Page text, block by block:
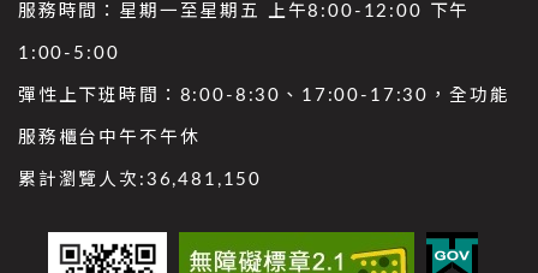
服務時間：星期一至星期五 上午8:00-12:00 下午
1:00-5:00
彈性上下班時間：8:00-8:30、17:00-17:30，全功能
服務櫃台中午不午休
累計瀏覽人次: 36,481,150